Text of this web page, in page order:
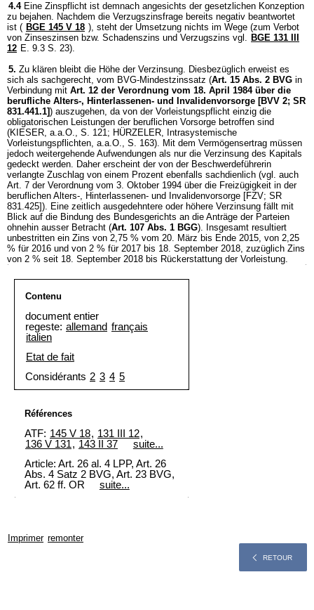
4.4 Eine Zinspflicht ist demnach angesichts der gesetzlichen Konzeption
zu bejahen. Nachdem die Verzugszinsfrage bereits negativ beantwortet
ist ( BGE 145 V 18 ), steht der Umsetzung nichts im Wege (zum Verbot
von Zinseszinsen bzw. Schadenszins und Verzugszins vgl. BGE 131 III
12 E. 9.3 S. 23).
5. Zu klären bleibt die Höhe der Verzinsung. Diesbezüglich erweist es
sich als sachgerecht, vom BVG-Mindestzinssatz (Art. 15 Abs. 2 BVG in
Verbindung mit Art. 12 der Verordnung vom 18. April 1984 über die
berufliche Alters-, Hinterlassenen- und Invalidenvorsorge [BVV 2; SR
831.441.1]) auszugehen, da von der Vorleistungspflicht einzig die
obligatorischen Leistungen der beruflichen Vorsorge betroffen sind
(KIESER, a.a.O., S. 121; HÜRZELER, Intrasystemische
Vorleistungspflichten, a.a.O., S. 163). Mit dem Vermögensertrag müssen
jedoch weitergehende Aufwendungen als nur die Verzinsung des Kapitals
gedeckt werden. Daher erscheint der von der Beschwerdeführerin
verlangte Zuschlag von einem Prozent ebenfalls sachdienlich (vgl. auch
Art. 7 der Verordnung vom 3. Oktober 1994 über die Freizügigkeit in der
beruflichen Alters-, Hinterlassenen- und Invalidenvorsorge [FZV; SR
831.425]). Eine zeitlich ausgedehntere oder höhere Verzinsung fällt mit
Blick auf die Bindung des Bundesgerichts an die Anträge der Parteien
ohnehin ausser Betracht (Art. 107 Abs. 1 BGG). Insgesamt resultiert
unbestritten ein Zins von 2,75 % vom 20. März bis Ende 2015, von 2,25
% für 2016 und von 2 % für 2017 bis 18. September 2018, zuzüglich Zins
von 2 % seit 18. September 2018 bis Rückerstattung der Vorleistung.
Contenu
document entier
regeste: allemand français
italien
Etat de fait
Considérants 2 3 4 5
Références
ATF: 145 V 18, 131 III 12,
136 V 131, 143 II 37
suite...
Article: Art. 26 al. 4 LPP, Art. 26
Abs. 4 Satz 2 BVG, Art. 23 BVG,
Art. 62 ff. OR
suite...
Imprimer remonter
RETOUR